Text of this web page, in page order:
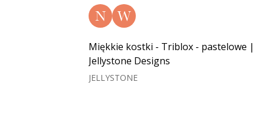
N W
Miękkie kostki - Triblox - pastelowe |
Jellystone Designs
JELLYSTONE